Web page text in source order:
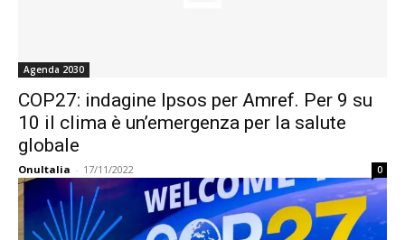
Agenda 2030
COP27: indagine Ipsos per Amref. Per 9 su
10 il clima è un’emergenza per la salute
globale
OnuItalia - 17/11/2022 0